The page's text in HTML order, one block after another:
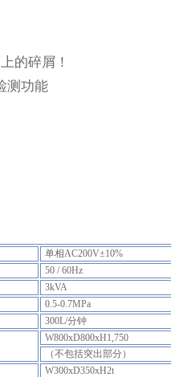
的碎屑！
测功能
单相AC200V±10%
50 / 60Hz
3kVA
0.5-0.7MPa
300L/分钟
W800xD800xH1,750
（不包括突出部分）
W300xD350xH2t